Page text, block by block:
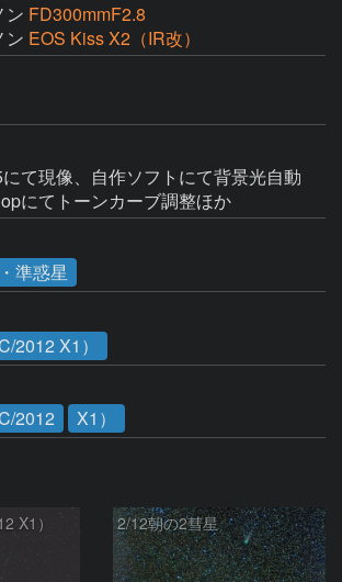
ン FD300mmF2.8
ン EOS Kiss X2（IR改）
て現像、自作ソフトにて背景光自動
にてトーンカーブ調整ほか
準惑星
2012 X1）
2012
X1）
X1） 2/12朝の2彗星